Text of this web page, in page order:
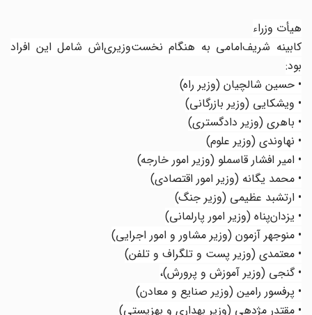
هیأت وزراء
کابینه شریف‌امامی به هنگام نخست‌وزیری‌اش شامل این افراد
بود:
• حسین شالچیان (وزیر راه)
• ویشکایی (وزیر بازرگانی)
• باهری (وزیر دادگستری)
• نهاوندی (وزیر علوم)
• امیر افشار قاسملو (وزیر امور خارجه)
• محمد یگانه (وزیر امور اقتصادی)
• ارتشبد عظیمی (وزیر جنگ)
• یزدان‌پناه (وزیر امور پارلمانی)
• منوجهر آزمون (وزیر مشاور و امور اجرایی)
• معتمدی (وزیر پست و تلگراف و تلفن)
• گنجی (وزیر آموزش و پرورش)،
• پرفسور رامین (وزیر صنایع و معادن)
• مقتدر مژدهی (وزیر بهداری و بهزیستی)